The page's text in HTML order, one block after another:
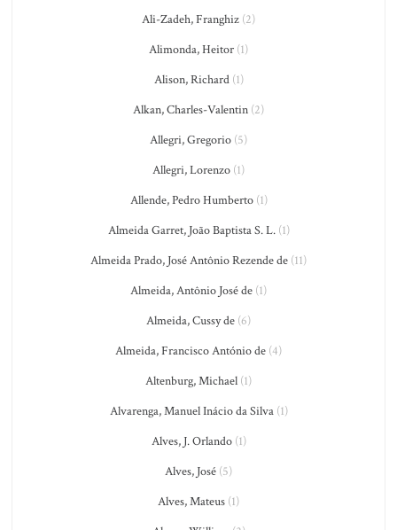
Ali-Zadeh, Franghiz (2)
Alimonda, Heitor (1)
Alison, Richard(1)
Alkan, Charles-Valentin (2)
Allegri, Gregorio (5)
Allegri, Lorenzo (1)
Allende, Pedro Humberto(1)
Almeida Garret, João Baptista S. L.(1)
Almeida Prado, José Antônio Rezende de (11)
Almeida, Antônio José de (1)
Almeida, Cussy de (6)
Almeida, Francisco António de (4)
Altenburg, Michael (1)
Alvarenga, Manuel Inácio da Silva(1)
Alves, J. Orlando(1)
Alves, José (5)
Alves, Mateus (1)